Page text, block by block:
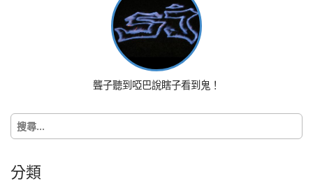
聾子聽到啞巴說瞎子看到鬼！
搜
尋
字:
分類